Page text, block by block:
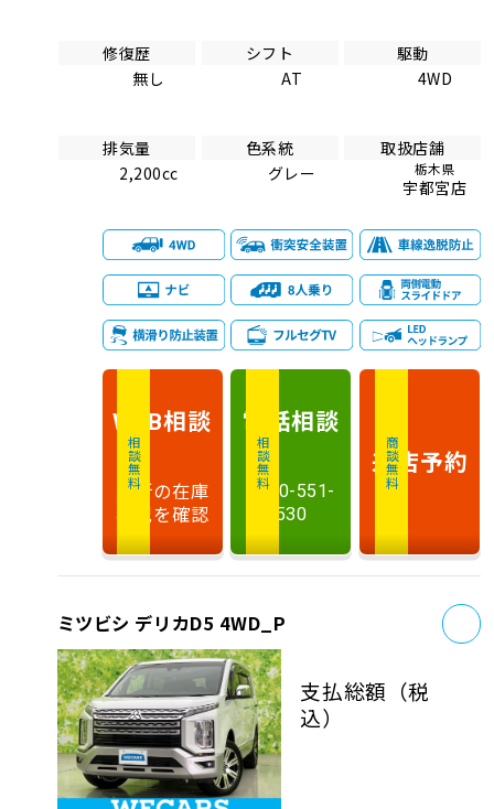
修復歴
無し
シフト
AT
駆動
4WD
排気量
2,200cc
色系統
グレー
取扱店舗
栃木県
宇都宮店
相談無料
WEB相談
最新の在庫
状況を確認
相談無料
電話相談
0120-551-
530
商談無料
来店予約
ミツビシ デリカD5 4WD_P
支払総額 （税
込）